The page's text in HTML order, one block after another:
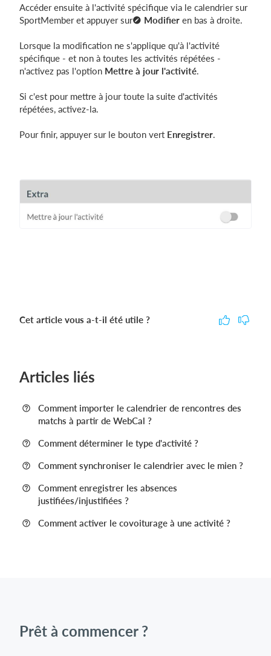
Accéder ensuite à l'activité spécifique via le calendrier sur
SportMember et appuyer sur
Modifier en bas à droite.
Lorsque la modification ne s'applique qu'à l'activité
spécifique - et non à toutes les activités répétées -
n'activez pas l'option Mettre à jour l'activité.
Si c'est pour mettre à jour toute la suite d'activités
répétées, activez-la.
Pour finir, appuyer sur le bouton vert Enregistrer.
Cet article vous a-t-il été utile ?
Articles liés
Comment importer le calendrier de rencontres des
matchs à partir de WebCal ?
Comment déterminer le type d'activité ?
Comment synchroniser le calendrier avec le mien ?
Comment enregistrer les absences
justifiées/injustifiées ?
Comment activer le covoiturage à une activité ?
Prêt à commencer ?